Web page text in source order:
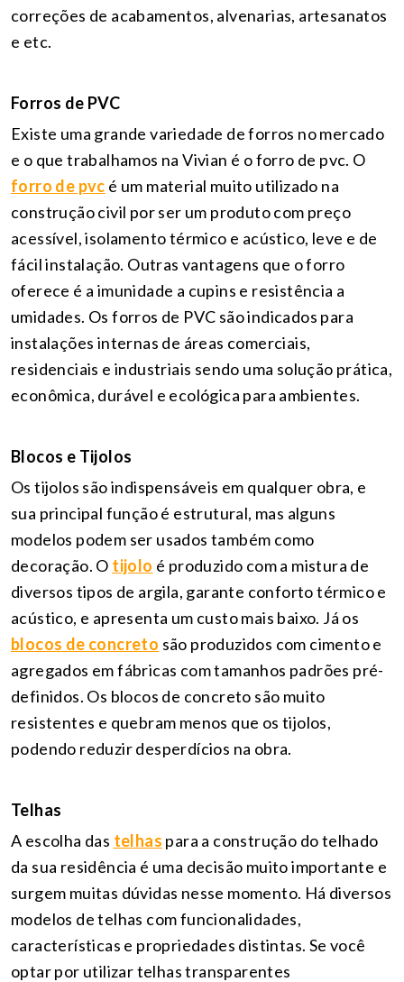
correções de acabamentos, alvenarias, artesanatos
e etc.
Forros de PVC
Existe uma grande variedade de forros no mercado
e o que trabalhamos na Vivian é o forro de pvc. O
forro de pvc é um material muito utilizado na
construção civil por ser um produto com preço
acessível, isolamento térmico e acústico, leve e de
fácil instalação. Outras vantagens que o forro
oferece é a imunidade a cupins e resistência a
umidades. Os forros de PVC são indicados para
instalações internas de áreas comerciais,
residenciais e industriais sendo uma solução prática,
econômica, durável e ecológica para ambientes.
Blocos e Tijolos
Os tijolos são indispensáveis em qualquer obra, e
sua principal função é estrutural, mas alguns
modelos podem ser usados também como
decoração. O tijolo é produzido com a mistura de
diversos tipos de argila, garante conforto térmico e
acústico, e apresenta um custo mais baixo. Já os
blocos de concreto são produzidos com cimento e
agregados em fábricas com tamanhos padrões pré-
definidos. Os blocos de concreto são muito
resistentes e quebram menos que os tijolos,
podendo reduzir desperdícios na obra.
Telhas
A escolha das telhas para a construção do telhado
da sua residência é uma decisão muito importante e
surgem muitas dúvidas nesse momento. Há diversos
modelos de telhas com funcionalidades,
características e propriedades distintas. Se você
optar por utilizar telhas transparentes